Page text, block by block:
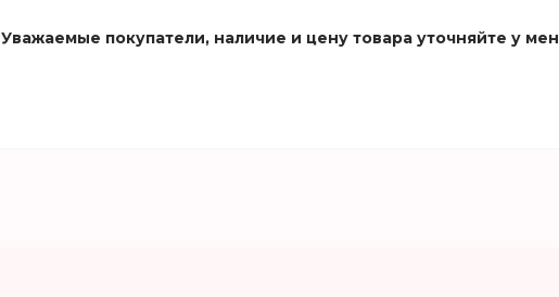
Уважаемые покупатели, наличие и цену товара уточняйте у